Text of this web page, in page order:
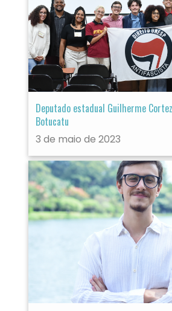
Deputado estadual Guilherme
Botucatu
3 de maio de 2023